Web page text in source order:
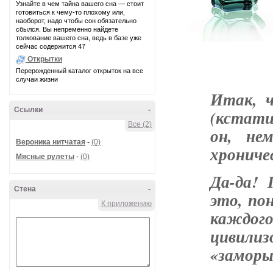
Узнайте в чем тайна вашего сна — стоит
готовиться к чему-то плохому или,
наоборот, надо чтобы сон обязательно
сбылся. Вы непременно найдете
толкование вашего сна, ведь в базе уже
сейчас содержится 47
Открытки
Перерожденный каталог открыток на все
случаи жизни
-
Ссылки
Все (2)
Вероника нитчатая - (0)
Мясные рулеты - (0)
-
Стена
К приложению
Итак,
(
он,
Да-да!
это,